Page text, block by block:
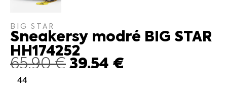
BIG STAR
Sneakersy modré BIG STAR
HH174252
65.90€39.54 €
44